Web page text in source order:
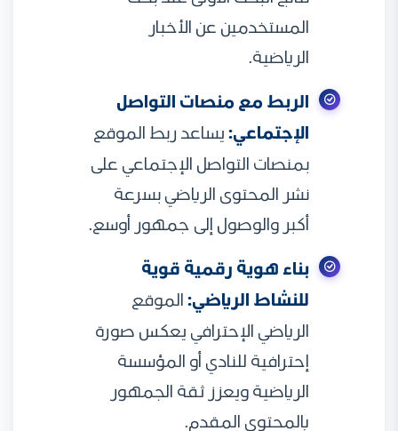
المستخدمين عن الأخبار
الرياضية.
الربط مع منصات التواصل
الإجتماعي:يساعد ربط الموقع
بمنصات التواصل الإجتماعي على
نشر المحتوى الرياضي بسرعة
أكبر والوصول إلى جمهور أوسع.
بناء هوية رقمية قوية
للنشاط الرياضي:الموقع
الرياضي الإحترافي يعكس صورة
إحترافية للنادي أو المؤسسة
الرياضية ويعزز ثقة الجمهور
بالمحتوى المقدم.